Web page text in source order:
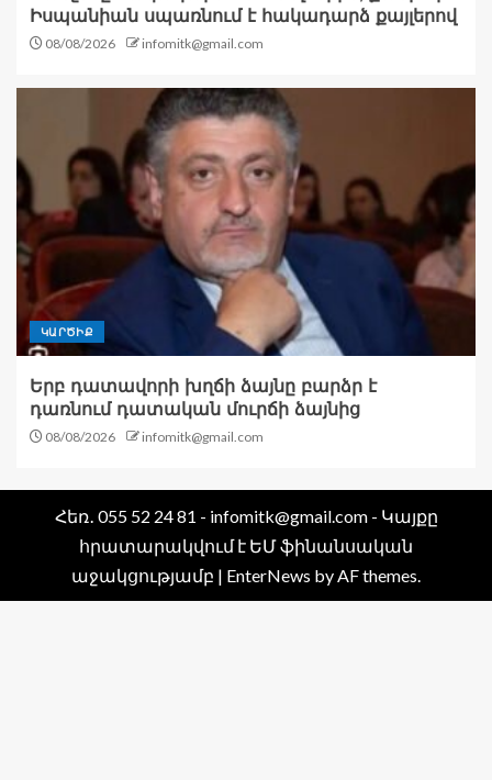
Իսպանիան սպառնում է հակադարձ քայլերով
08/08/2026 infomitk@gmail.com
ԿԱՐԾԻՔ
Երբ դատավորի խղճի ձայնը բարձր է
դառնում դատական մուրճի ձայնից
08/08/2026 infomitk@gmail.com
Հեռ․ 055 52 24 81 - infomitk@gmail.com - Կայքը
հրատարակվում է ԵՄ ֆինանսական
աջակցությամբ | EnterNews by AF themes.